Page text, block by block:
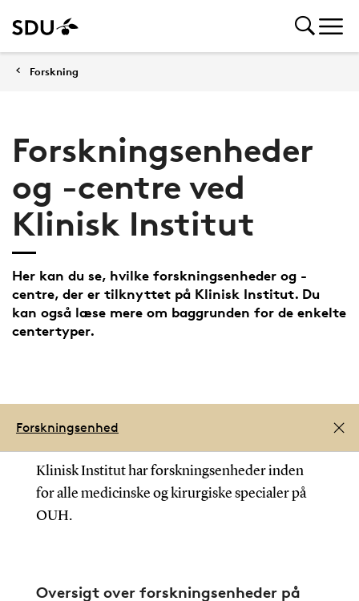
Forskning
Forskningsenheder
og -centre ved
Klinisk Institut
Her kan du se, hvilke forskningsenheder og -
centre, der er tilknyttet på Klinisk Institut. Du
kan også læse mere om baggrunden for de enkelte
centertyper.
Forskningsenhed
Klinisk Institut har forskningsenheder inden
for alle medicinske og kirurgiske specialer på
OUH.
Oversigt over forskningsenheder på